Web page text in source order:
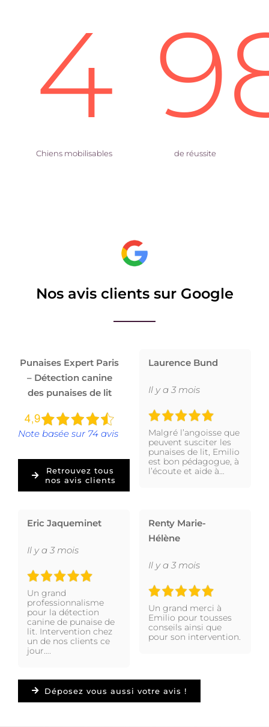
4
Chiens mobilisables de réussite
Nos avis clients sur Google
Punaises Expert Paris
– Détection canine
des punaises de lit
Note basée sur 74 avis
Retrouvez tous
nos avis clients
Laurence Bund
Il y a 3 mois
Malgré l’angoisse que
peuvent susciter les
punaises de lit, Emilio
est bon pédagogue, à
l’écoute et aide à…
Eric Jaqueminet
Il y a 3 mois
Un grand
professionnalisme
pour la détection
canine de punaise de
lit. Intervention chez
un de nos clients ce
jour….
Renty Marie-
Hélène
Il y a 3 mois
Un grand merci à
Emilio pour tousses
conseils ainsi que
pour son intervention.
Déposez vous aussi votre avis !